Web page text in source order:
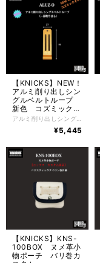
【KNICKS】NEW！
アルミ削り出しシン
グルベルトループ
新色 コズミックオ
レンジ
¥5,445
【KNICKS】KNS-
100BOX ヌメ革小
物ポーチ バリ巻カ